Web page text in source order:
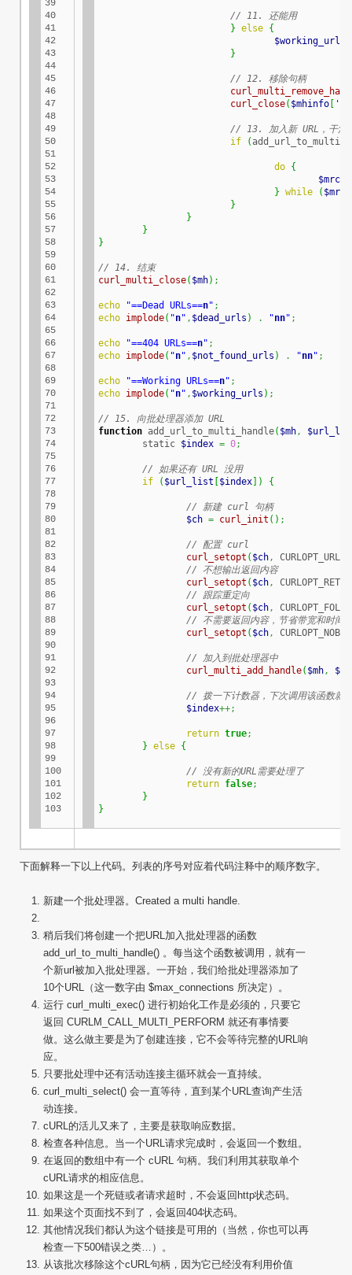
39
40
41
42
43
44
45
46
47
48
49
50
51
52
53
54
55
56
57
58
59
60
61
62
63
64
65
66
67
68
69
70
71
72
73
74
75
76
77
78
79
80
81
82
83
84
85
86
87
88
89
90
91
92
93
94
95
96
97
98
99
100
101
102
103
// 11. 还能用
} else {
$working_urls
}
// 12. 移除句柄
curl_close( $mhinfo
// 13. 加入新 URL，干活
if
(
do {
$mrc
} while ( $mrc
}
}
}
}
// 14. 结束
curl_multi_close( $mh) ;
echo "==Dead URLs==n" ;
echo implode( "n" , $dead_urls ) . "nn" ;
echo "==404 URLs==n" ;
echo implode( "n" , $not_found_urls ) . "nn" ;
echo "==Working URLs==n" ;
echo implode( "n" , $working_urls ) ;
// 15. 向批处理器添加 URL
function add_url_to_multi_handle( $mh,
	static
$index = 0;
// 如果还有 URL 没用
if
( $url_list $index ) {
// 新建 curl 句柄
$ch = curl_init ( ) ;
// 配置 curl
curl_setopt ( $ch, CURLOPT_URL
// 不想输出返回内容
curl_setopt ( $ch,
// 跟踪重定向
curl_setopt ( $ch,
// 不需要返回内容，节省带宽和时间
curl_setopt ( $ch,
// 加入到批处理器中
curl_multi_add_handle( $mh, $ch
// 拨一下计数器，下次调用该函数
$index++;
return true;
} else {
// 没有新的URL需要处理了
return false;
}
}
下面解释一下以上代码。列表的序号对应着代码注释中的顺序数字。
新建一个批处理器。Created a multi handle.
稍后我们将创建一个把URL加入批处理器的函数
add_url_to_multi_handle() 。每当这个函数被调用，就有一
个新url被加入批处理器。一开始，我们给批处理器添加了
10个URL（这一数字由 $max_connections 所决定）。
运行 curl_multi_exec() 进行初始化工作是必须的，只要它
返回 CURLM_CALL_MULTI_PERFORM 就还有事情要
做。这么做主要是为了创建连接，它不会等待完整的URL响
应。
只要批处理中还有活动连接主循环就会一直持续。
curl_multi_select() 会一直等待，直到某个URL查询产生活
动连接。
cURL的活儿又来了，主要是获取响应数据。
检查各种信息。当一个URL请求完成时，会返回一个数组。
在返回的数组中有一个 cURL 句柄。我们利用其获取单个
cURL请求的相应信息。
如果这是一个死链或者请求超时，不会返回http状态码。
如果这个页面找不到了，会返回404状态码。
其他情况我们都认为这个链接是可用的（当然，你也可以再
检查一下500错误之类…）。
从该批次移除这个cURL句柄，因为它已经没有利用价值